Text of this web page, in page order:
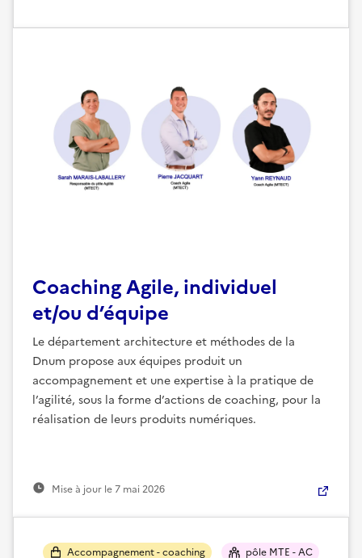
Coaching Agile, individuel
et/ou d’équipe
Le département architecture et méthodes de la
Dnum propose aux équipes produit un
accompagnement et une expertise à la pratique de
l’agilité, sous la forme d’actions de coaching, pour la
réalisation de leurs produits numériques.
Mise à jour le7 mai 2026
Accompagnement - coaching pôle MTE - AC